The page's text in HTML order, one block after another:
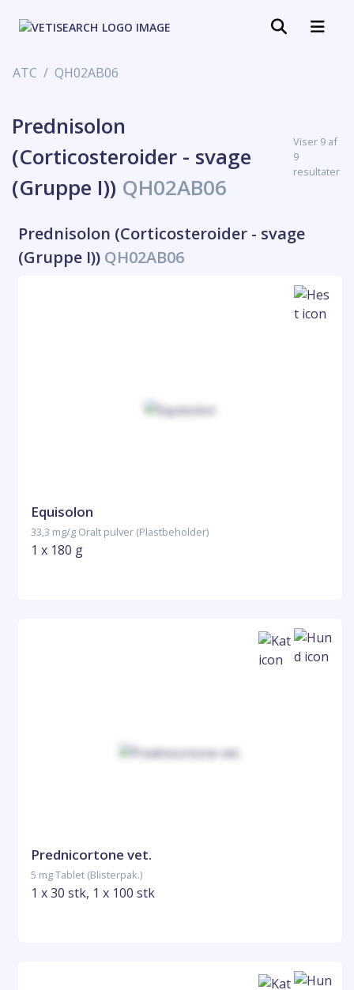
ATC QH02AB06
Prednisolon
(Corticosteroider - svage
(Gruppe I)) QH02AB06
Viser 9 af
9
resultater
Prednisolon (Corticosteroider - svage
(Gruppe I)) QH02AB06
Equisolon
33,3 mg/g Oralt pulver (Plastbeholder)
1 x 180 g
Prednicortone vet.
5 mg Tablet (Blisterpak.)
1 x 30 stk, 1 x 100 stk